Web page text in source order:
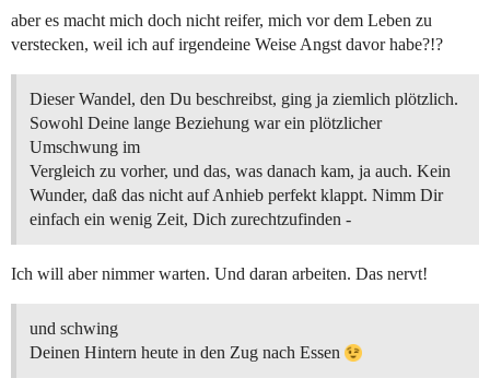
aber es macht mich doch nicht reifer, mich vor dem Leben zu
verstecken, weil ich auf irgendeine Weise Angst davor habe?!?
Dieser Wandel, den Du beschreibst, ging ja ziemlich plötzlich.
Sowohl Deine lange Beziehung war ein plötzlicher
Umschwung im
Vergleich zu vorher, und das, was danach kam, ja auch. Kein
Wunder, daß das nicht auf Anhieb perfekt klappt. Nimm Dir
einfach ein wenig Zeit, Dich zurechtzufinden -
Ich will aber nimmer warten. Und daran arbeiten. Das nervt!
und schwing
Deinen Hintern heute in den Zug nach Essen